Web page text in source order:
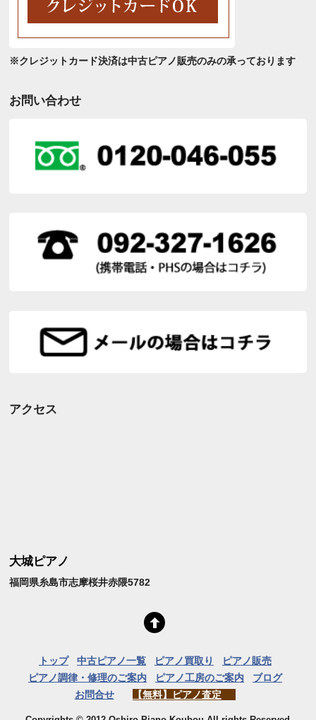
※クレジットカード決済は中古ピアノ販売のみの承っております
お問い合わせ
アクセス
大城ピアノ
福岡県糸島市志摩桜井赤隈5782
トップ 中古ピアノ一覧 ピアノ買取り
ピアノ販売
ピアノ調律・修理のご案内
ピアノ工房のご案内
ブログ
お問合せ
【無料】ピアノ査定